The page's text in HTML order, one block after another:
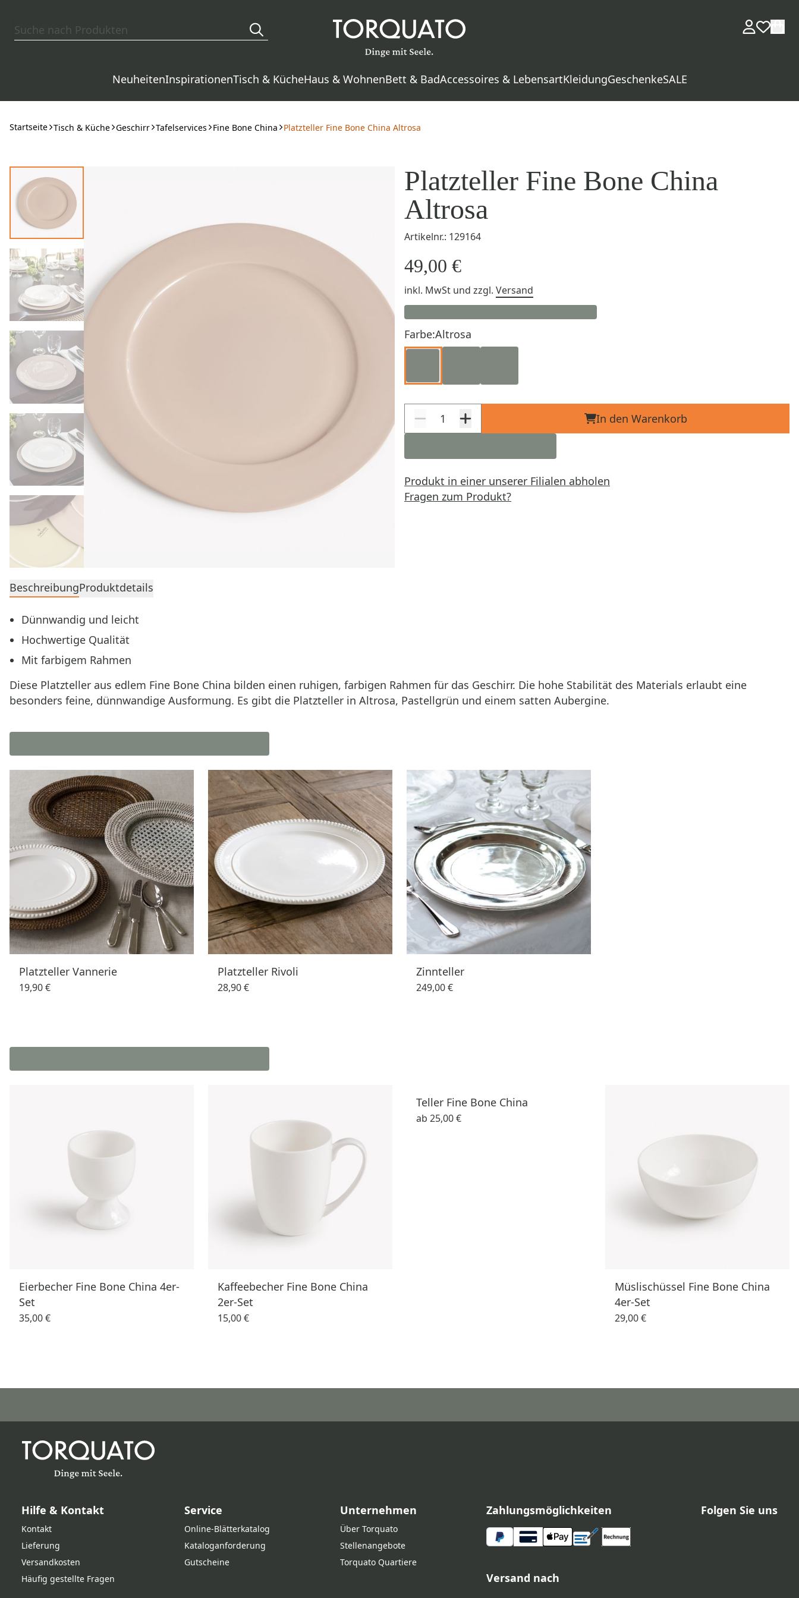
NeuheitenInspirationenTisch & KücheHaus & WohnenBett & BadAccessoires & LebensartKleidungGeschenkeSALE
Startseite Tisch & Küche Geschirr Tafelservices Fine Bone China Platzteller Fine Bone China Altrosa
Platzteller Fine Bone China
Altrosa
Artikelnr.: 129164
49,00 €
inkl. MwSt und zzgl. Versand
Farbe:Altrosa
In den Warenkorb
Produkt in einer unserer Filialen abholen
Fragen zum Produkt?
BeschreibungProduktdetails
Dünnwandig und leicht
Hochwertige Qualität
Mit farbigem Rahmen
Diese Platzteller aus edlem Fine Bone China bilden einen ruhigen, farbigen Rahmen für das Geschirr. Die hohe Stabilität des Materials erlaubt eine
besonders feine, dünnwandige Ausformung. Es gibt die Platzteller in Altrosa, Pastellgrün und einem satten Aubergine.
Platzteller Vannerie
19,90 €
Platzteller Rivoli
28,90 €
Zinnteller
249,00 €
Eierbecher Fine Bone China 4er-
Set
35,00 €
Kaffeebecher Fine Bone China
2er-Set
15,00 €
Teller Fine Bone China
ab 25,00 €
Müslischüssel Fine Bone China
4er-Set
29,00 €
Hilfe & Kontakt
Kontakt
Lieferung
Versandkosten
Häufig gestellte Fragen
Service
Online‑Blätterkatalog
Kataloganforderung
Gutscheine
Unternehmen
Über Torquato
Stellenangebote
Torquato Quartiere
Zahlungsmöglichkeiten
Versand nach
Folgen Sie uns